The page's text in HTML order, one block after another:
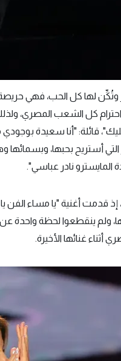
لها كل الحب، فهي حريصة
كل الشعب المصري،
قائلة: "أنا سعيدة
أستريح بحبها،
المايسترو نادر عباسي".
قدمت أغنية "يا مساء الفن
ولم ينقطعوا لحظة واحدة
أثناء غنائها الأخيرة.